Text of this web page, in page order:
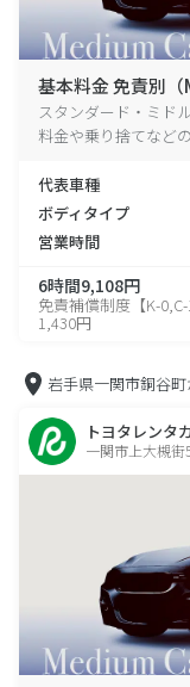
基本料金 免責別（
スタンダード・ミド
料金や乗り捨てなど
代表車種
ボディタイプ
営業時間
6時間9,108円
免責補償制度【K-0,C-
1,430円
岩手県一関市銅谷町
トヨタレンタ
一関市上大槻街